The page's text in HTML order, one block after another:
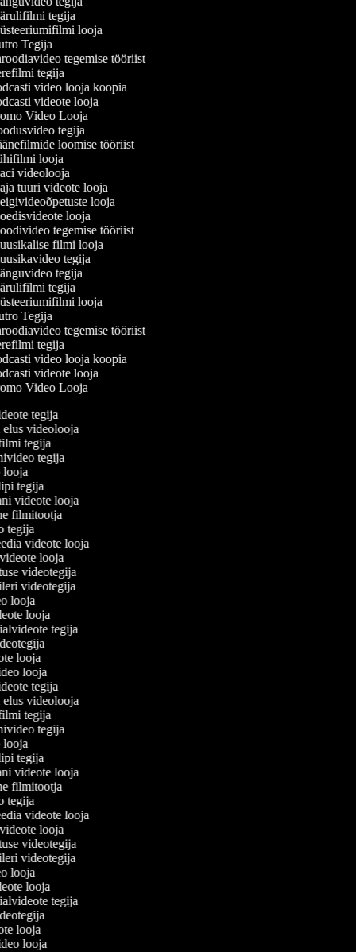
tegija
looja
Tegija
tegemise tööriist
tegija
video looja koopia
videote looja
Video Looja
tegija
loomise tööriist
looja
videolooja
tuuri videote looja
looja
looja
tegemise tööriist
filmi looja
tegija
tegija
tegija
looja
Tegija
tegemise tööriist
tegija
video looja koopia
videote looja
Video Looja
tegija
elus videolooja
tegija
tegija
looja
tegija
videote looja
filmitootja
tegija
videote looja
looja
videotegija
videotegija
looja
looja
tegija
looja
looja
tegija
elus videolooja
tegija
tegija
looja
tegija
videote looja
filmitootja
tegija
videote looja
looja
videotegija
videotegija
looja
looja
tegija
looja
looja